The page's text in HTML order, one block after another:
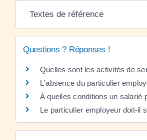
Textes de référence
Questions ? Réponses !
Quelles sont les activités de
L'absence du particulier
À quelles conditions un salarié
Le particulier employeur doit-il